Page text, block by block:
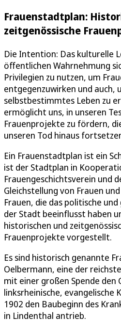
Frauenstadtplan:
zeitgenössische
Die Intention: Das kulturelle
öffentlichen Wahrnehmung
Privilegien zu nutzen, um
entgegenzuwirken und auch,
selbstbestimmtes Leben zu
ermöglicht uns, in unseren
Frauenprojekte zu fördern,
unseren Tod hinaus
Ein Frauenstadtplan ist ein
ist der Stadtplan in
Frauengeschichtsverein und
Gleichstellung von Frauen
Frauen, die das politische
der Stadt beeinflusst haben
historischen und
Frauenprojekte vorgestellt.
Es sind historisch genannte
Oelbermann, eine der
mit einer großen Spende den
linksrheinische, evangelische
1902 den Baubeginn des
in Lindenthal antrieb.